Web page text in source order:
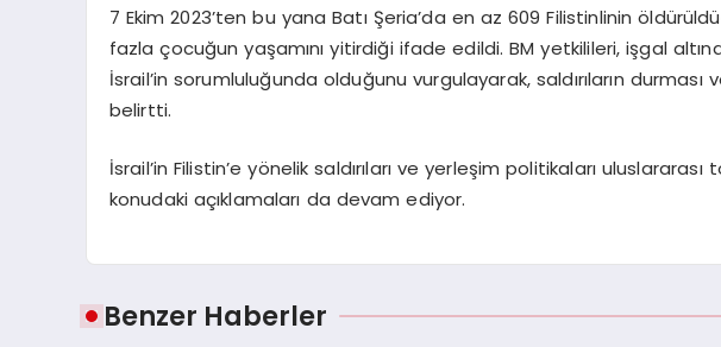
7 Ekim 2023’ten bu yana Batı Şeria’da en az 609 Filistinlinin
fazla çocuğun yaşamını yitirdiği ifade edildi. BM yetkilileri, işgal
İsrail’in sorumluluğunda olduğunu vurgulayarak, saldırıların
belirtti.
İsrail’in Filistin’e yönelik saldırıları ve yerleşim politikaları
konudaki açıklamaları da devam ediyor.
Benzer Haberler